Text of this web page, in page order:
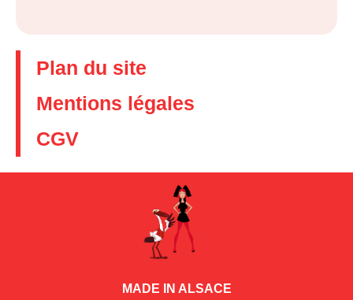
Plan du site
Mentions légales
CGV
MADE IN ALSACE